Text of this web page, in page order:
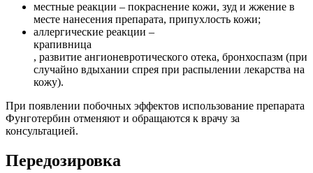
местные реакции – покраснение кожи, зуд и жжение в
месте нанесения препарата, припухлость кожи;
аллергические реакции –
крапивница
, развитие ангионевротического отека, бронхоспазм (при
случайно вдыхании спрея при распылении лекарства на
кожу).
При появлении побочных эффектов использование препарата
Фунготербин отменяют и обращаются к врачу за
консультацией.
Передозировка